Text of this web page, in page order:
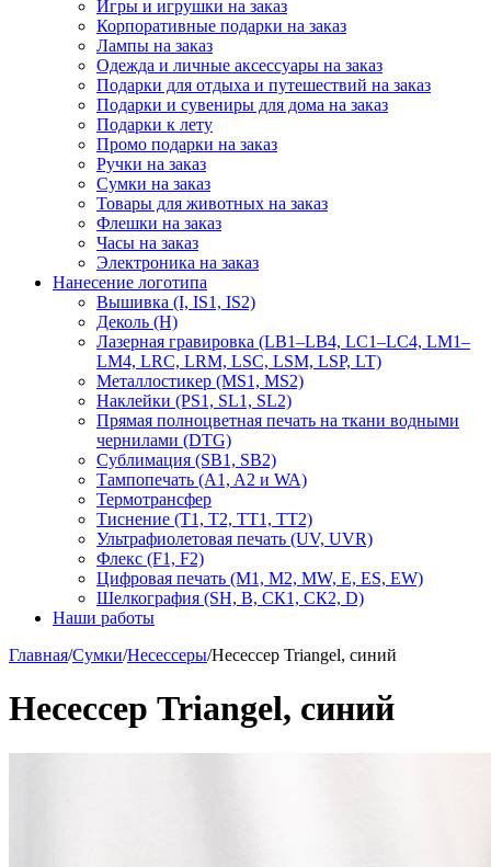
Игры и игрушки на заказ
Корпоративные подарки на заказ
Лампы на заказ
Одежда и личные аксессуары на заказ
Подарки для отдыха и путешествий на заказ
Подарки и сувениры для дома на заказ
Подарки к лету
Промо подарки на заказ
Ручки на заказ
Сумки на заказ
Товары для животных на заказ
Флешки на заказ
Часы на заказ
Электроника на заказ
Нанесение логотипа
Вышивка (I, IS1, IS2)
Деколь (H)
Лазерная гравировка (LB1–LB4, LC1–LC4, LM1–
LM4, LRC, LRM, LSC, LSM, LSP, LT)
Металлостикер (MS1, MS2)
Наклейки (PS1, SL1, SL2)
Прямая полноцветная печать на ткани водными
чернилами (DTG)
Сублимация (SB1, SB2)
Тампопечать (A1, A2 и WA)
Термотрансфер
Тиснение (Т1, Т2, ТT1, ТT2)
Ультрафиолетовая печать (UV, UVR)
Флекс (F1, F2)
Цифровая печать (M1, M2, MW, E, ES, EW)
Шелкография (SH, В, СК1, СК2, D)
Наши работы
Главная/Сумки/Несессеры/Несессер Triangel, синий
Несессер Triangel, синий